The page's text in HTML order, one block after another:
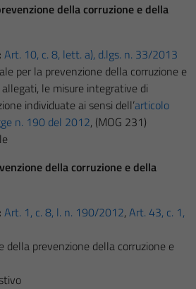
della corruzione e della
Art. 10, c. 8, lett. a), d.lgs. n. 33/2013
per la prevenzione della corruzione e
le misure integrative di
individuate ai sensi dell’articolo
n. 190 del 2012, (MOG 231)
della corruzione e della
Art. 1, c. 8, l. n. 190/2012, Art. 43, c. 1,
della prevenzione della corruzione e